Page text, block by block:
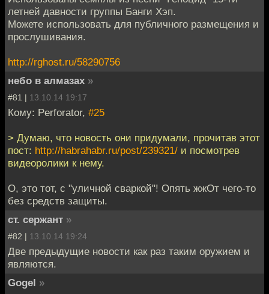
летней давности группы Банги Хэп.
Можете использовать для публичного размещения и
прослушивания.
http://rghost.ru/58290756
небо в алмазах »
#81 | 13.10.14 19:17
Кому: Perforator, #25
> Думаю, что новость они придумали, прочитав этот
пост: http://habrahabr.ru/post/239321/ и посмотрев
видеоролики к нему.
О, это тот, с "уличной сваркой"! Опять жжОт чего-то
без средств защиты.
ст. сержант »
#82 | 13.10.14 19:24
Две предыдущие новости как раз таким оружием и
являются.
Gogel »